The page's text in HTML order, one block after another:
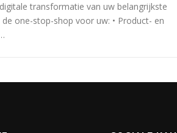
transformatie van uw belangrijkste
one-stop-shop voor uw: • Product- en